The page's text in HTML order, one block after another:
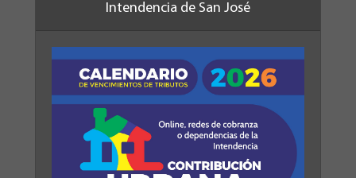
Intendencia de San José